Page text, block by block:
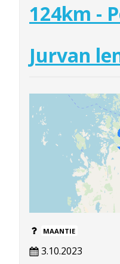
124km -
Jurvan
MAANTIE
3.10.2023